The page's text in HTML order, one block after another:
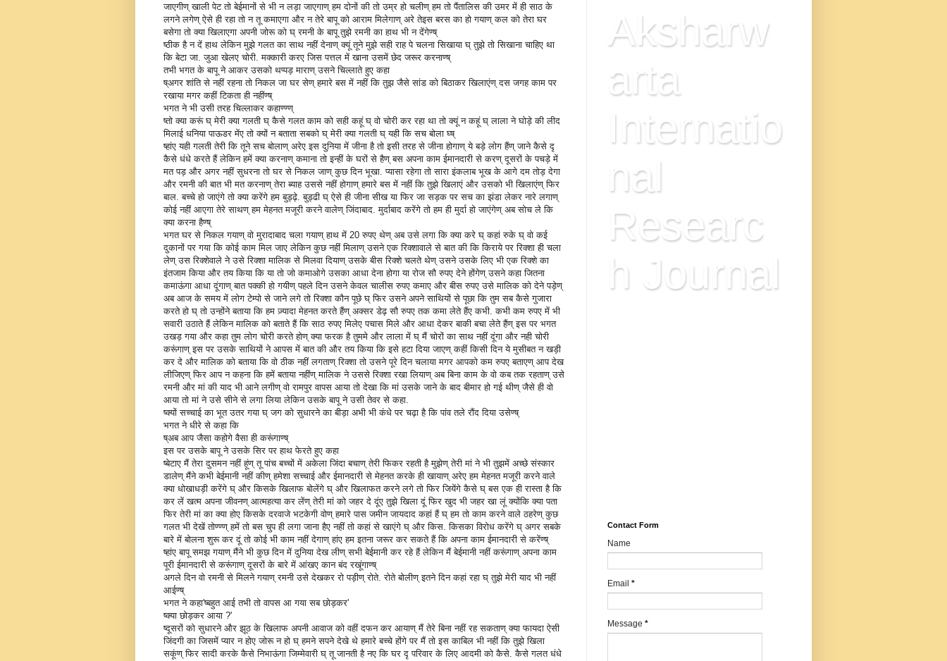
जाएगीण् खाली पेट तो बेईमानों से भी न लड़ा जाएगाण् हम दोनों की तो उम्र हो चलीण् हम तो पैंतालिस की उमर में ही साठ के
लगने लगेण् ऐसे ही रहा तो न तू कमाएगा और न तेरे बापू को आराम मिलेगाण् अरे तेइस बरस का हो गयाण् कल को तेरा घर
बसेगा तो क्या खिलाएगा अपनी जोरू को घ् रमनी के बापू तुझे रमनी का हाथ भी न देंगेण्ष्
ष्ठीक है न दें हाथ लेकिन मुझे गलत का साथ नहीं देनाण् क्यूं तूने मुझे सही राह पे चलना सिखाया घ् तुझे तो सिखाना चाहिए था
कि बेटा जा. जुआ खेलए चोरी. मक्कारी करए जिस पत्तल में खाना उसमें छेद जरूर करनाण्ष्
तभी भगत के बापू ने आकर उसको थप्पड़ माराण् उसने चिल्लाते हुए कहा
ष्अगर शांति से नहीं रहना तो निकल जा घर सेण् हमारे बस में नहीं कि तुझ जैसे सांड को बिठाकर खिलाएंण् दस जगह काम पर
रखाया मगर कहीं टिकता ही नहींण्ष्
भगत ने भी उसी तरह चिल्लाकर कहाण्ण्ण्
ष्तो क्या करूं घ् मेरी क्या गलती घ् कैसे गलत काम को सही कहूं घ् वो चोरी कर रहा था तो क्यूं न कहूं घ् लाला ने घोड़े की लीद
मिलाई धनिया पाऊडर मेंए तो क्यों न बताता सबको घ् मेरी क्या गलती घ् यही कि सच बोला घ्ष्
ष्हांए यही गलती तेरी कि तूने सच बोलाण् अरेए इस दुनिया में जीना है तो इसी तरह से जीना होगाण् ये बड़े लोग हैंण् जाने कैसे दृ
कैसे धंधे करते हैं लेकिन हमें क्या करनाण् कमाना तो इन्हीं के घरों से हैण् बस अपना काम ईमानदारी से करण् दूसरों के पचड़े में
मत पड़ और अगर नहीं सुधरना तो घर से निकल जाण् कुछ दिन भूखा. प्यासा रहेगा तो सारा इंकलाब भूख के आगे दम तोड़ देगा
और रमनी की बात भी मत करनाण् तेरा ब्याह उससे नहीं होगाण् हमारे बस में नहीं कि तुझे खिलाएं और उसको भी खिलाएंण् फिर
बाल. बच्चे हो जाएंगे तो क्या करेंगे हम बुड्ढ़े. बुड्ढी घ् ऐसे ही जीना सीख या फिर जा सड़क पर सच का झंडा लेकर नारे लगाण्
कोई नहीं आएगा तेरे साथण् हम मेहनत मजूरी करने वालेण् जिंदाबाद. मुर्दाबाद करेंगे तो हम ही मुर्दा हो जाएंगेण् अब सोच ले कि
क्या करना हैण्ष्
भगत घर से निकल गयाण् वो मुरादाबाद चला गयाण् हाथ में 20 रुपए थेण् अब उसे लगा कि क्या करे घ् कहां रुके घ् वो कई
दुकानों पर गया कि कोई काम मिल जाए लेकिन कुछ नहीं मिलाण् उसने एक रिक्शावाले से बात की कि किराये पर रिक्शा ही चला
लेण् उस रिक्शेवाले ने उसे रिक्शा मालिक से मिलवा दियाण् उसके बीस रिक्शे चलते थेण् उसने उसके लिए भी एक रिक्शे का
इंतजाम किया और तय किया कि या तो जो कमाओगे उसका आधा देना होगा या रोज सौ रुपए देने होंगेण् उसने कहा जितना
कमाऊंगा आधा दूंगाण् बात पक्की हो गयीण् पहले दिन उसने केवल चालीस रुपए कमाए और बीस रुपए उसे मालिक को देने पड़ेण्
अब आज के समय में लोग टेम्पो से जाने लगे तो रिक्शा कौन पूछे घ् फिर उसने अपने साथियों से पूछा कि तुम सब कैसे गुजारा
करते हो घ् तो उन्होंने बताया कि हम ज़्यादा मेहनत करते हैंण् अक्सर डेढ़ सौ रुपए तक कमा लेते हैंए कभी. कभी कम रुपए में भी
सवारी उठाते हैं लेकिन मालिक को बताते हैं कि साठ रुपए मिलेए पचास मिले और आधा देकर बाकी बचा लेते हैंण् इस पर भगत
उखड़ गया और कहा तुम लोग चोरी करते होण् क्या फरक है तुममे और लाला में घ् मैं चोरों का साथ नहीं दूंगा और नही चोरी
करूंगाण् इस पर उसके साथियों ने आपस में बात की और तय किया कि इसे हटा दिया जाएण् कहीं किसी दिन ये मुसीबत न खड़ी
कर दे और मालिक को बताया कि वो ठीक नहीं लगताण् रिक्शा तो उसने पूरे दिन चलाया मगर आपको कम रुपए बताएण् आप देख
लीजिएण् फिर आप न कहना कि हमें बताया नहींण् मालिक ने उससे रिक्शा रखा लियाण् अब बिना काम के वो कब तक रहताण् उसे
रमनी और मां की याद भी आने लगीण् वो रामपुर वापस आया तो देखा कि मां उसके जाने के बाद बीमार हो गई थीण् जैसे ही वो
आया तो मां ने उसे सीने से लगा लिया लेकिन उसके बापू ने उसी तेवर से कहा.
ष्क्यों सच्चाई का भूत उतर गया घ् जग को सुधारने का बीड़ा अभी भी कंधे पर चढ़ा है कि पांव तले रौंद दिया उसेण्ष्
भगत ने धीरे से कहा कि
ष्अब आप जैसा कहोगे वैसा ही करूंगाण्ष्
इस पर उसके बापू ने उसके सिर पर हाथ फेरते हुए कहा
ष्बेटाए मैं तेरा दुसमन नहीं हूंण् तू पांच बच्चों में अकेला जिंदा बचाण् तेरी फिकर रहती है मुझेण् तेरी मां ने भी तुझमें अच्छे संस्कार
डालेण् मैंने कभी बेईमानी नहीं कीण् हमेशा सच्चाई और ईमानदारी से मेहनत करके ही खायाण् अरेए हम मेहनत मजूरी करने वाले
क्या धोखाधड़ी करेंगे घ् और किसके खिलाफ बोलेंगे घ् और खिलाफत करने लगे तो फिर जियेंगे कैसे घ् बस एक ही रास्ता है कि
कर लें खत्म अपना जीवनण् आत्महत्या कर लेंण् तेरी मां को जहर दे दूंए तुझे खिला दूं फिर खुद भी जहर खा लूं क्योंकि क्या पता
फिर तेरी मां का क्या होए किसके दरवाजे भटकेगी वोण् हमारे पास जमीन जायदाद कहां हैं घ् हम तो काम करने वाले ठहरेण् कुछ
गलत भी देखें तोण्ण्ण् हमें तो बस चुप ही लगा जाना हैए नहीं तो कहां से खाएंगे घ् और किस. किसका विरोध करेंगे घ् अगर सबके
बारे में बोलना शुरू कर दूं तो कोई भी काम नहीं देगाण् हांए हम इतना जरूर कर सकते हैं कि अपना काम ईमानदारी से करेंण्ष्
ष्हांए बापू समझ गयाण् मैंने भी कुछ दिन में दुनिया देख लीण् सभी बेईमानी कर रहे हैं लेकिन मैं बेईमानी नहीं करूंगाण् अपना काम
पूरी ईमानदारी से करूंगाण् दूसरों के बारे में आंखए कान बंद रखूंगाण्ष्
अगले दिन वो रमनी से मिलने गयाण् रमनी उसे देखकर रो पड़ीण् रोते. रोते बोलीण् इतने दिन कहां रहा घ् तुझे मेरी याद भी नहीं
आईण्ष्
भगत ने कहा'ष्बहुत आई तभी तो वापस आ गया सब छोड़कर'
ष्क्या छोड़कर आया ?'
ष्दूसरों को सुधारने और झूठ के खिलाफ अपनी आवाज को वहीं दफन कर आयाण् मैं तेरे बिना नहीं रह सकताण् क्या फायदा ऐसी
जिंदगी का जिसमें प्यार न होए जोरू न हो घ् हमने सपने देखे थे हमारे बच्चे होंगे पर मैं तो इस काबिल भी नहीं कि तुझे खिला
सकूंण् फिर सादी करके कैसे निभाऊंगा जिम्मेवारी घ् तू जानती है नए कि घर दृ परिवार के लिए आदमी को कैसे. कैसे गलत धंधे
Aksharw
arta
Internatio
nal
Researc
h Journal
Contact Form
Name
Email *
Message *